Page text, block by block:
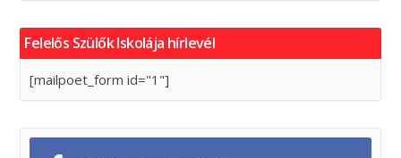
Felelős Szülők Iskolája hírlevél
[mailpoet_form id="1"]